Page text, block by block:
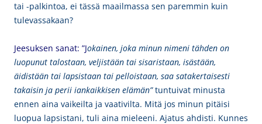
tai -palkintoa, ei tässä maailmassa sen paremmin kuin
tulevassakaan?
Jeesuksen sanat: ”Jokainen, joka minun nimeni tähden on
luopunut talostaan, veljistään tai sisaristaan, isästään,
äidistään tai lapsistaan tai pelloistaan, saa satakertaisesti
takaisin ja perii iankaikkisen elämän”tuntuivat minusta
ennen aina vaikeilta ja vaativilta. Mitä jos minun pitäisi
luopua lapsistani, tuli aina mieleeni. Ajatus ahdisti. Kunnes